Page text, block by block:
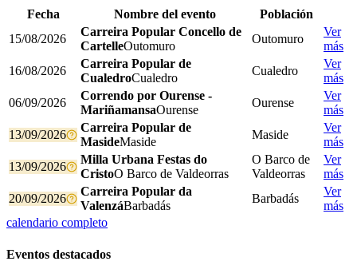
Fecha Nombre del evento
Población
15/08/2026
Carreira Popular Concello de
CartelleOutomuro
Outomuro
Ver
más
16/08/2026
Carreira Popular de
CualedroCualedro
Cualedro
Ver
más
06/09/2026
Correndo por Ourense -
MariñamansaOurense
Ourense
Ver
más
13/09/2026
Carreira Popular de
MasideMaside
Maside
Ver
más
13/09/2026
Milla Urbana Festas do
CristoO Barco de Valdeorras
O Barco de
Valdeorras
Ver
más
20/09/2026
Carreira Popular da
ValenzáBarbadás
Barbadás
Ver
más
calendario completo
Eventos destacados